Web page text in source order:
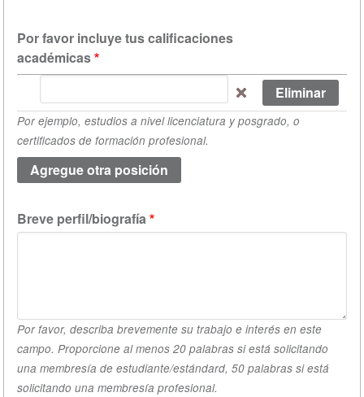
Por favor incluye tus calificaciones
académicas
favor
incluye
tus
calificaciones
académicas
1)
Por ejemplo, estudios a nivel licenciatura y posgrado, o
certificados de formación profesional.
Breve perfil/biografía
Por favor, describa brevemente su trabajo e interés en este
campo. Proporcione al menos 20 palabras si está solicitando
una membresía de estudiante/estándard, 50 palabras si está
solicitando una membresía profesional.